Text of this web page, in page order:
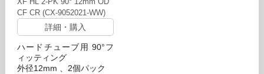
XF HL 2-PK 90° 12mm OD
CF CR (CX-9052021-WW)
詳細・購入
ハードチューブ用 90°フ
ィッティング
外径12mm 、2個パック